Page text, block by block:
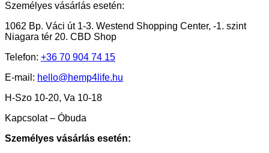
Személyes vásárlás esetén:
1062 Bp. Váci út 1-3. Westend Shopping Center, -1. szint
Niagara tér 20. CBD Shop
Telefon: +36 70 904 74 15
E-mail: hello@hemp4life.hu
H-Szo 10-20, Va 10-18
Kapcsolat – Óbuda
Személyes vásárlás esetén: